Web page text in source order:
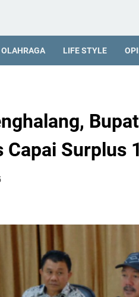
OLAHRAGA LIFE STYLE
Surplus